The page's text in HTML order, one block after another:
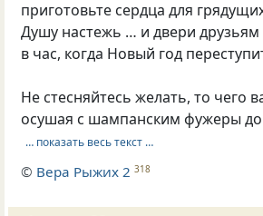
приготовьте сердца для
Душу настежь … и двери друзьям
в час, когда Новый год
Не стесняйтесь желать, то чего
осушая с шампанским фужеры
… показать весь текст …
© Вера Рыжих 2 318